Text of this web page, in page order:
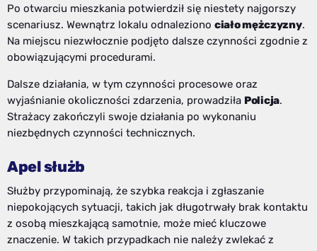
Po otwarciu mieszkania potwierdził się niestety najgorszy
scenariusz. Wewnątrz lokalu odnaleziono ciało mężczyzny.
Na miejscu niezwłocznie podjęto dalsze czynności zgodnie z
obowiązującymi procedurami.
Dalsze działania, w tym czynności procesowe oraz
wyjaśnianie okoliczności zdarzenia, prowadziła Policja.
Strażacy zakończyli swoje działania po wykonaniu
niezbędnych czynności technicznych.
Apel służb
Służby przypominają, że szybka reakcja i zgłaszanie
niepokojących sytuacji, takich jak długotrwały brak kontaktu
z osobą mieszkającą samotnie, może mieć kluczowe
znaczenie. W takich przypadkach nie należy zwlekać z